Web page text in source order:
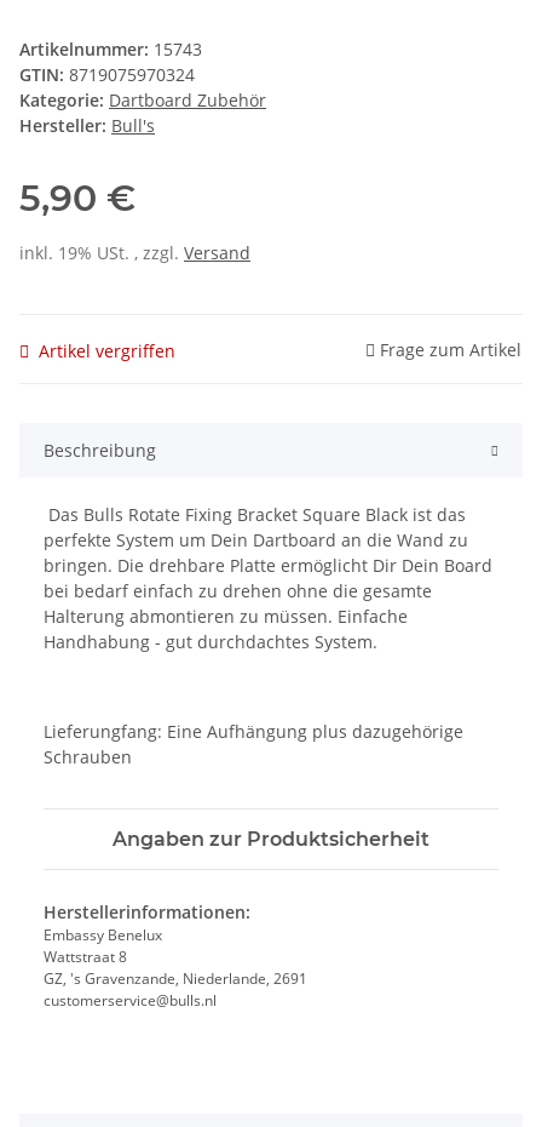
Artikelnummer: 15743
GTIN: 8719075970324
Kategorie: Dartboard Zubehör
Hersteller: Bull's
5,90 €
inkl. 19% USt. , zzgl. Versand
Artikel vergriffen Frage zum Artikel
Beschreibung
Das Bulls Rotate Fixing Bracket Square Black ist das
perfekte System um Dein Dartboard an die Wand zu
bringen. Die drehbare Platte ermöglicht Dir Dein Board
bei bedarf einfach zu drehen ohne die gesamte
Halterung abmontieren zu müssen. Einfache
Handhabung - gut durchdachtes System.
Lieferungfang: Eine Aufhängung plus dazugehörige
Schrauben
Angaben zur Produktsicherheit
Herstellerinformationen:
Embassy Benelux
Wattstraat 8
GZ, 's Gravenzande, Niederlande, 2691
customerservice@bulls.nl